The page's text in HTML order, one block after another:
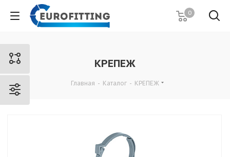
0
КРЕПЕЖ
Главная - Каталог - КРЕПЕЖ